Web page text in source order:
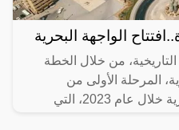
الواجهة البحرية
التاريخية، من خلال الخطة
المرحلة الأولى من
مشروع تطوير الواجهة البحرية خلال عام 2023، التي